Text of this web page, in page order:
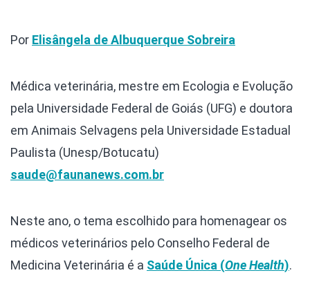
Por Elisângela de Albuquerque Sobreira
Médica veterinária, mestre em Ecologia e Evolução
pela Universidade Federal de Goiás (UFG) e doutora
em Animais Selvagens pela Universidade Estadual
Paulista (Unesp/Botucatu)
saude@faunanews.com.br
Neste ano, o tema escolhido para homenagear os
médicos veterinários pelo Conselho Federal de
Medicina Veterinária é a Saúde Única (One Health).